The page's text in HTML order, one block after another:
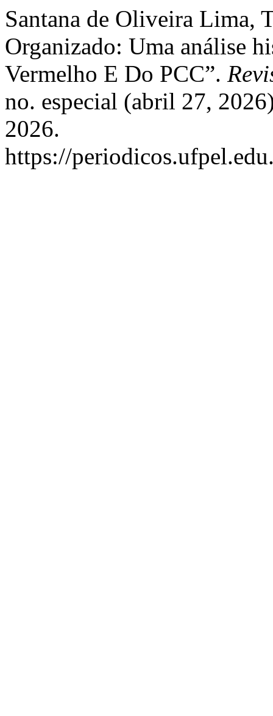
Santana de Oliveira Lima,
Organizado: Uma análise
Vermelho E Do PCC”.
no. especial (abril 27,
2026.
https://